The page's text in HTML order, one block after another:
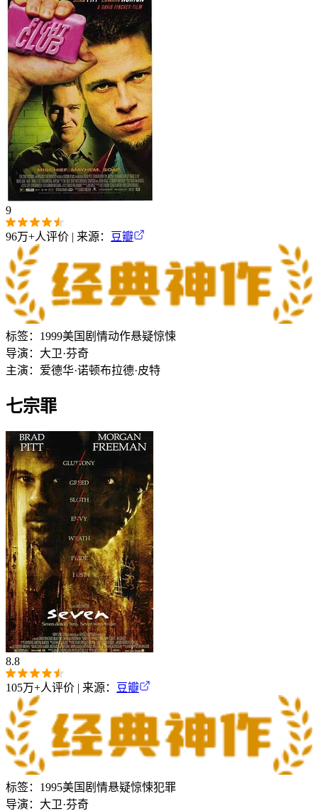
9
96万+人评价 | 来源： 豆瓣
标签： 1999美国 剧情动作悬疑惊悚
导演： 大卫·芬奇
主演： 爱德华·诺顿布拉德·皮特
七宗罪
8.8
105万+人评价 | 来源： 豆瓣
标签： 1995美国 剧情悬疑惊悚犯罪
导演： 大卫·芬奇